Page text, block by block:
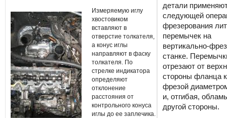
Измеряемую иглу
хвостовиком
вставляют в
отверстие толкателя,
а конус иглы
направляют в фаску
толкателя. По
стрелке индикатора
определяют
отклонение
расстояния от
контрольного конуса
иглы до ее заплечика.
детали
следующей
фрезерования
перемычек на
вертикально-
станке.
отрезают от
стороны фланца
фрезой
и, отгибая,
другой стороны.